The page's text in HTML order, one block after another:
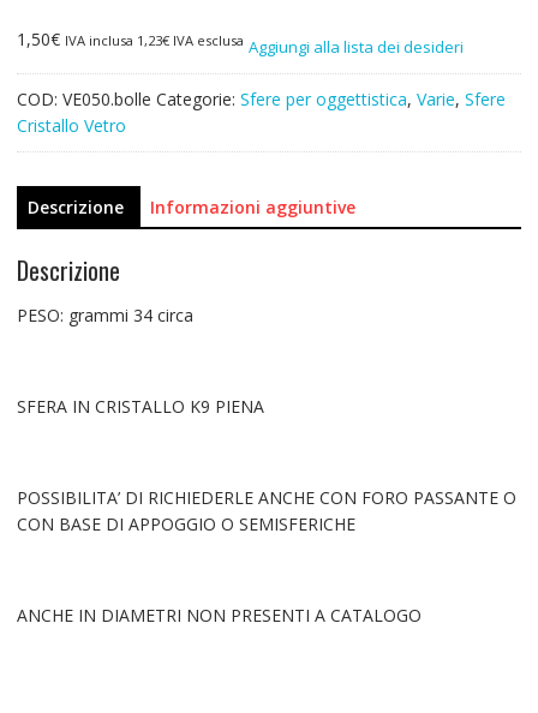
1,50€ IVA inclusa 1,23€IVA esclusa Aggiungi alla lista dei desideri
COD: VE050.bolle Categorie: Sfere per oggettistica, Varie, Sfere
Cristallo Vetro
Descrizione Informazioni aggiuntive
Descrizione
PESO: grammi 34 circa
SFERA IN CRISTALLO K9 PIENA
POSSIBILITA’ DI RICHIEDERLE ANCHE CON FORO PASSANTE O
CON BASE DI APPOGGIO O SEMISFERICHE
ANCHE IN DIAMETRI NON PRESENTI A CATALOGO